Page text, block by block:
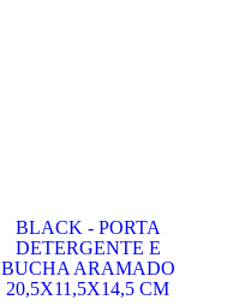
BLACK - PORTA
DETERGENTE E
BUCHA ARAMADO
20,5X11,5X14,5 CM